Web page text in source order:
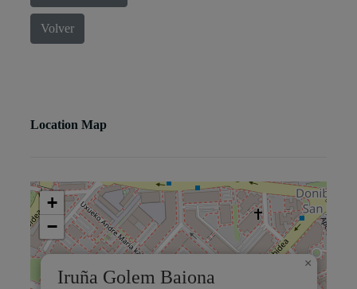
Volver
Location Map
Iruña Golem Baiona
×
+
−